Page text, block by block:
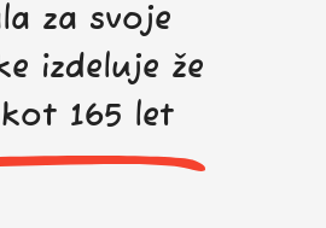
za svoje
izdeluje že
165 let